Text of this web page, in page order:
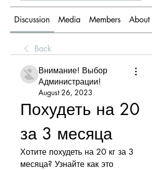
Discussion Media Members About
Back
Внимание! Выбор
Администрации!
August 26, 2023
Похудеть на 20
за 3 месяца
Хотите похудеть на 20 кг за 3
месяца? Узнайте как это